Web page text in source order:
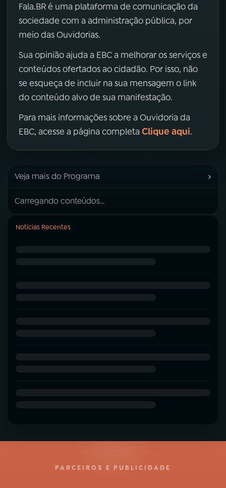
Fala.BR é uma plataforma de comunicação da
sociedade com a administração pública, por
meio das Ouvidorias.
Sua opinião ajuda a EBC a melhorar os serviços e
conteúdos ofertados ao cidadão. Por isso, não
se esqueça de incluir na sua mensagem o link
do conteúdo alvo de sua manifestação.
Para mais informações sobre a Ouvidoria da
EBC, acesse a página completa Clique aqui.
Veja mais do Programa ›
Carregando conteúdos...
Notícias Recentes
PARCEIROS E PUBLICIDADE